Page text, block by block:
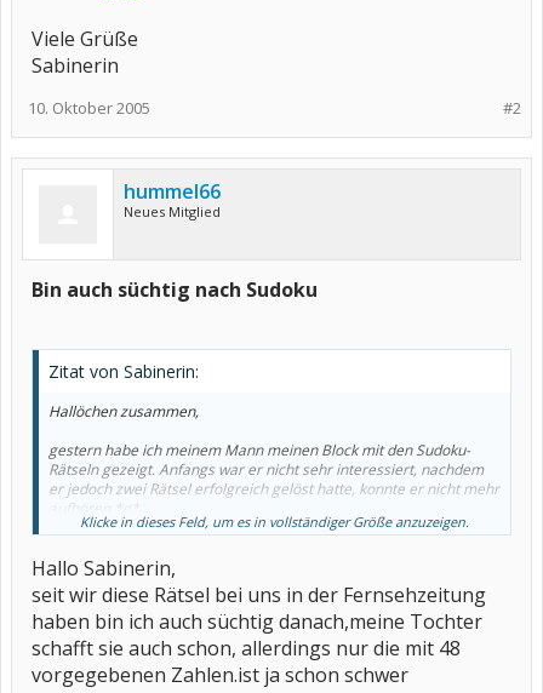
Viele Grüße
Sabinerin
#2
10. Oktober 2005
hummel66
Neues Mitglied
Bin auch süchtig nach Sudoku
Zitat von Sabinerin:
Hallöchen zusammen,
gestern habe ich meinem Mann meinen Block mit den Sudoku-
Rätseln gezeigt. Anfangs war er nicht sehr interessiert, nachdem
er jedoch zwei Rätsel erfolgreich gelöst hatte, konnte er nicht mehr
aufhören *g*
dem Schlafen musste ich noch einmal Rätseln....Ergebnis: im Schlaf
habe ich weiterhin Zahlen sortiert *gg*
Das erinnert mich an unsere schlimmste Tetris-Phase.
Viele Grüße
Sabinerin
Klicke in dieses Feld, um es in vollständiger Größe anzuzeigen.
Hallo Sabinerin,
seit wir diese Rätsel bei uns in der Fernsehzeitung
haben bin ich auch süchtig danach,meine Tochter
schafft sie auch schon, allerdings nur die mit 48
vorgegebenen Zahlen.ist ja schon schwer